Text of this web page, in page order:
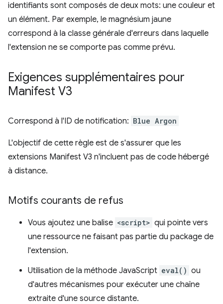
identifiants sont composés de deux mots: une couleur et
un élément. Par exemple, le magnésium jaune
correspond à la classe générale d'erreurs dans laquelle
l'extension ne se comporte pas comme prévu.
Exigences supplémentaires pour
Manifest V3
Correspond à l'ID de notification: Blue Argon
L'objectif de cette règle est de s'assurer que les
extensions Manifest V3 n'incluent pas de code hébergé
à distance.
Motifs courants de refus
Vous ajoutez une balise <script> qui pointe vers
une ressource ne faisant pas partie du package de
l'extension.
Utilisation de la méthode JavaScript eval() ou
d'autres mécanismes pour exécuter une chaîne
extraite d'une source distante.